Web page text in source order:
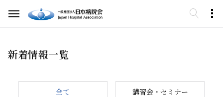
新着情報一覧
全て 講習会・セミナー